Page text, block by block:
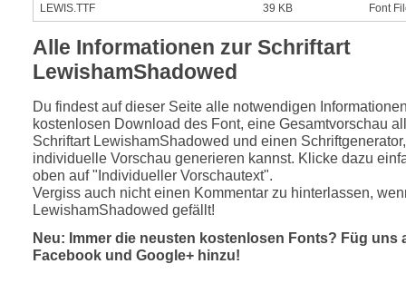
LEWIS.TTF 39 KB Font
Alle Informationen zur Schriftart
LewishamShadowed
Du findest auf dieser Seite alle notwendigen
kostenlosen Download des Font, eine Gesamtvorschau
Schriftart LewishamShadowed und einen
individuelle Vorschau generieren kannst. Klicke dazu
oben auf "Individueller Vorschautext".
Vergiss auch nicht einen Kommentar zu hinterlassen,
LewishamShadowed gefällt!
Neu: Immer die neusten kostenlosen Fonts? Füg uns
Facebook und Google+ hinzu!